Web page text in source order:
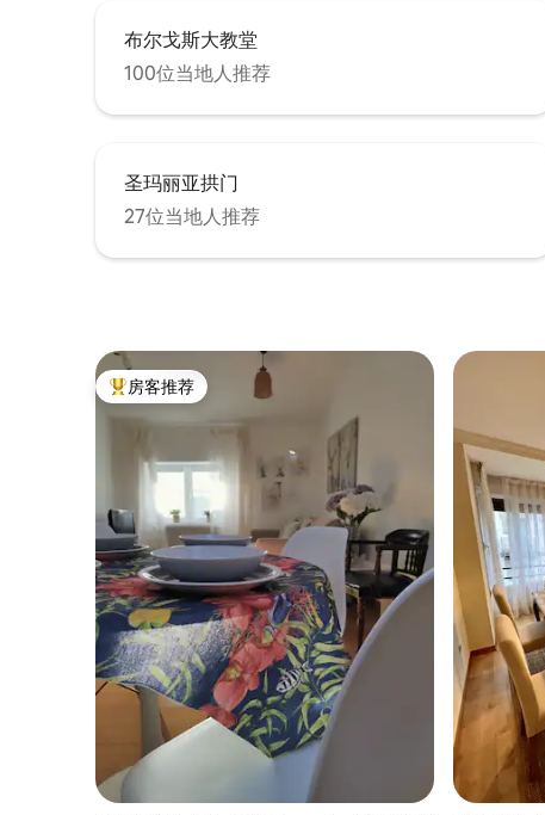
Realmente algo único! Su dormitorio,
espacio único de confort, está equipado
con una cama de 150 y también tanto el
colchón como las almohadas son de
altísima calidad. El armario vestidor de
cuenta con todos los elementos
necesarios en su interior. Se puede
disfrutar cómodamente de tv Smart tv
Todo está integrado tanto en colores
cristal y cuatro modernas sillas desde las
cuales se contempla la catedral más
bonita del mundo, vistas privilegiadas. Su
comodísimo sofá- cama de 150 permite
completar la capacidad del apartamento.
Y abierta al salón se encuentra la amplia
cocina- comedor. Diseñada en madera
lacada y encimera de madera, permite
compartir momentos y que la inmensa
luz que penetra por el balcón inunde
toda la vivienda. Equipada con todos los
electrodomésticos de alta gama, y todo
lujo de detalles es perfecta tanto para
alojamiento temporal como de larga
estancia.
布尔戈斯大教堂
100位当地人推荐
圣玛丽亚拱门
27位当地人推荐
热门「房客推荐」
房客推荐